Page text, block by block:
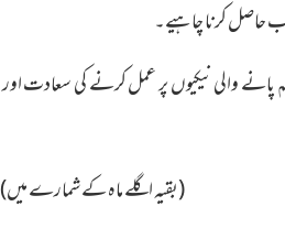
حاصل کرنا چاہیے۔
پانے والی نیکیوں پر عمل کرنے کی سعادت
اگلے ماہ کے شمارے میں)